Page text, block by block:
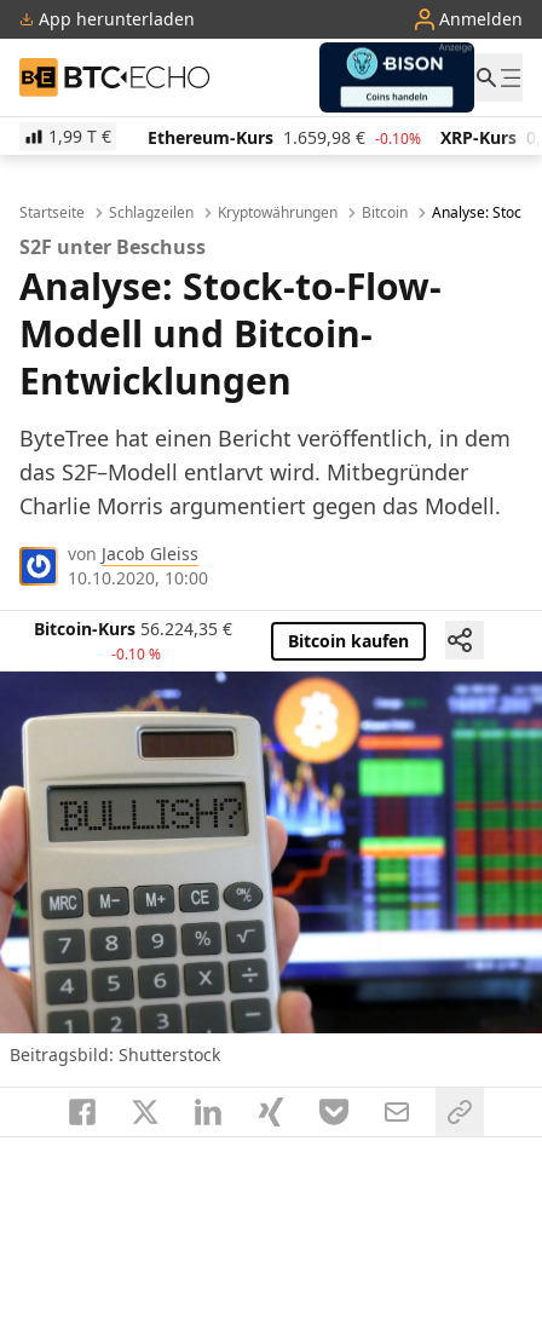
App herunterladen Anmelden
BTC-ECHO
1,99 T €
-0.10% Ethereum-Kurs 1.659,98 € -0.10% XRP-Kurs
Startseite Schlagzeilen Kryptowährungen Bitcoin Analyse: Stock-
S2F unter Beschuss
Analyse: Stock-to-Flow-
Modell und Bitcoin-
Entwicklungen
ByteTree hat einen Bericht veröffentlich, in dem
das S2F–Modell entlarvt wird. Mitbegründer
Charlie Morris argumentiert gegen das Modell.
von Jacob Gleiss
10.10.2020, 10:00
Bitcoin-Kurs 56.224,35 €
-0.10 %
Bitcoin kaufen
Beitragsbild: Shutterstock